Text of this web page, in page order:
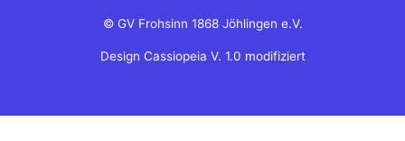
© GV Frohsinn 1868 Jöhlingen e.V.
Design Cassiopeia V. 1.0 modifiziert